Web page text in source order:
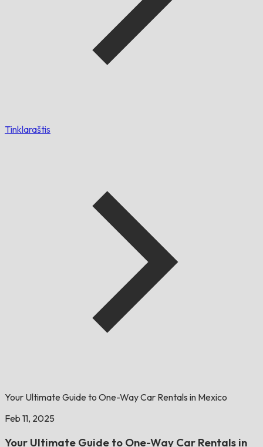
Tinklaraštis
Your Ultimate Guide to One-Way Car Rentals in Mexico
Feb 11, 2025
Your Ultimate Guide to One-Way Car Rentals in